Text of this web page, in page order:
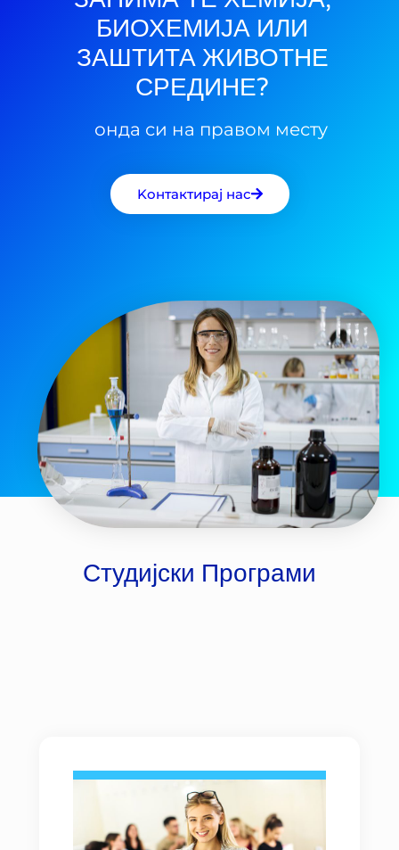
БИОХЕМИЈА ИЛИ
ЗАШТИТА ЖИВОТНЕ
СРЕДИНЕ?
онда си на правом месту
Kонтактирај нас
Студијски Програми